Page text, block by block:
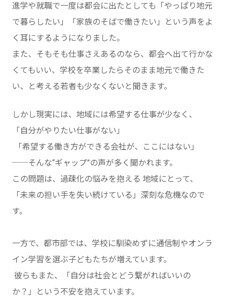
進学や就職で一度は都会に出たとしても「やっぱり地元
で暮らしたい」「家族のそばで働きたい」という声をよ
く耳にするようになりました。
また、そもそも仕事さえあるのなら、都会へ出て行かな
くてもいい、学校を卒業したらそのまま地元で働きた
い、と考える若者も少なくないと聞きます。
しかし現実には、地域には希望する仕事が少なく、
「自分がやりたい仕事がない」
「希望する働き方ができる会社が、ここにはない」
──そんな“ギャップ”の声が多く聞かれます。
この問題は、過疎化の悩みを抱える 地域にとって、
「未来の担い手を失い続けている」深刻な危機なので
す。
一方で、都市部では、学校に馴染めずに通信制やオンラ
イン学習を選ぶ子どもたちが増えています。
彼らもまた、「自分は社会とどう繋がればいいの
か？」という不安を抱えています。